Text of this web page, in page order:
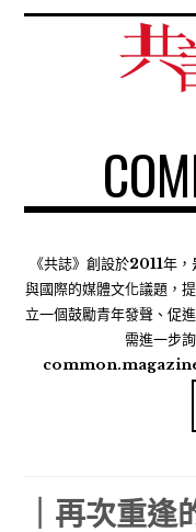
《共誌》創設於2011年
與國際的媒體文化議題，
立一個鼓勵青年發聲、促
需進一步
共專題
｜再次重